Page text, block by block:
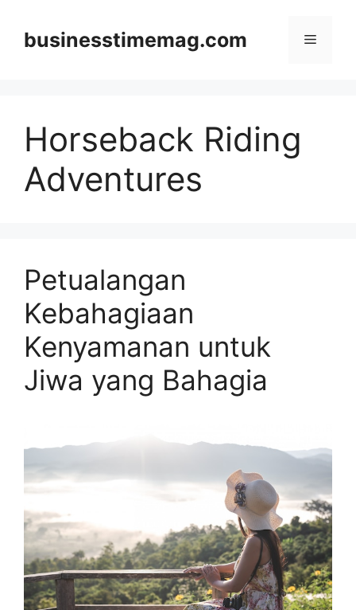
contentbusinesstimemag.com Menu
Horseback Riding
Adventures
Petualangan
Kebahagiaan
Kenyamanan untuk
Jiwa yang Bahagia